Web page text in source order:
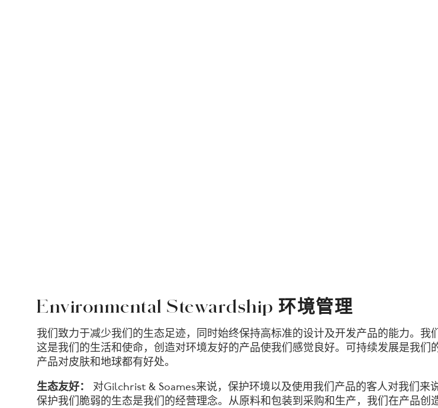
Environmental Stewardship 环境管理
我们致力于减少我们的生态足迹，同时始终保持高标准的设计及开发产品的能力。 我
这是我们的生活和使命，创造对环境友好的产品使我们感觉良好。 可持续发展是我们
产品对皮肤和地球都有好处。
生态友好：
对Gilchrist & Soames来说，保护环境以及使用我们产品的客人对我们来
保护我们脆弱的生态是我们的经营理念。从原料和包装到采购和生产，我们在产品创